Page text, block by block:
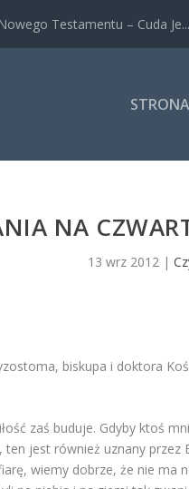
Testamentu – Cuda Je...
NA
13 wrz 2012|
biskupa i doktora
zaś buduje. Gdyby ktoś
ten jest również uznany
wiemy dobrze, że nie